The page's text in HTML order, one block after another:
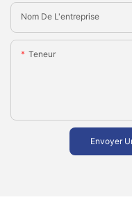
Nom De L'entreprise
Teneur
Envoyer